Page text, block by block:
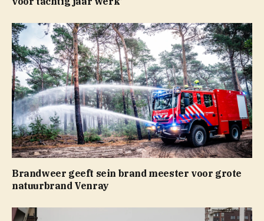
Brandweer geeft sein brand meester voor grote
natuurbrand Venray